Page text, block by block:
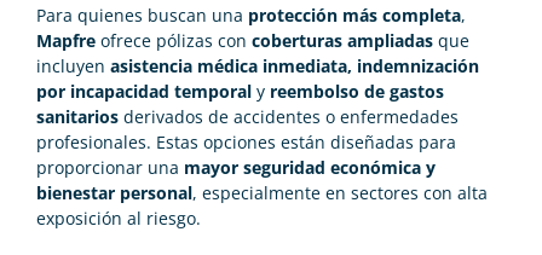
Para quienes buscan una protección más completa,
Mapfre ofrece pólizas con coberturas ampliadas que
incluyen asistencia médica inmediata, indemnización
por incapacidad temporal y reembolso de gastos
sanitarios derivados de accidentes o enfermedades
profesionales. Estas opciones están diseñadas para
proporcionar una mayor seguridad económica y
bienestar personal, especialmente en sectores con alta
exposición al riesgo.